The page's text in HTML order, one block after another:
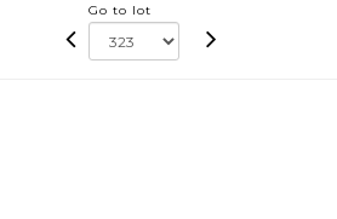
Go to lot